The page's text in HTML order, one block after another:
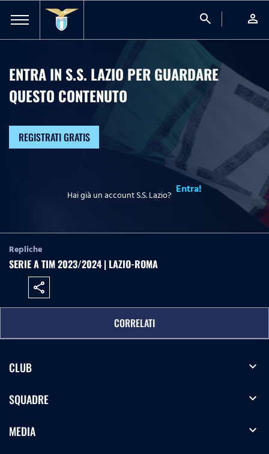
search person
ENTRA IN S.S. LAZIO PER GUARDARE
QUESTO CONTENUTO
REGISTRATI GRATIS
Hai già un account S.S. Lazio? Entra!
Repliche
SERIE A TIM 2023/2024 | LAZIO-ROMA
share
CORRELATI
CLUB expand_more
SQUADRE expand_more
MEDIA expand_more